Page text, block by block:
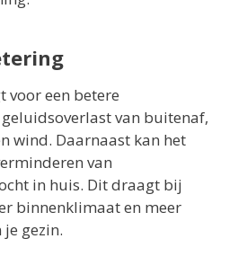
voor een betere
van buitenaf,
wind. Daarnaast kan het
van
in huis. Dit draagt bij
binnenklimaat en meer
gezin.